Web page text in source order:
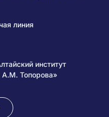
линия
институт
А.М. Топорова»